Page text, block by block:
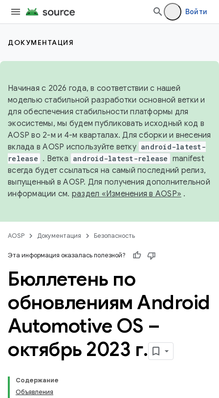
Войти
ДОКУМЕНТАЦИЯ
Начиная с 2026 года, в соответствии с нашей
моделью стабильной разработки основной ветки и
для обеспечения стабильности платформы для
экосистемы, мы будем публиковать исходный код в
AOSP во 2-м и 4-м кварталах. Для сборки и внесения
вклада в AOSP используйте ветку android-latest-
release . Ветка android-latest-release manifest
всегда будет ссылаться на самый последний релиз,
выпущенный в AOSP. Для получения дополнительной
информации см. раздел «Изменения в AOSP» .
AOSP Документация Безопасность
Эта информация оказалась полезной?
Бюллетень по
обновлениям Android
Automotive OS –
октябрь 2023 г.
Содержание
Объявления